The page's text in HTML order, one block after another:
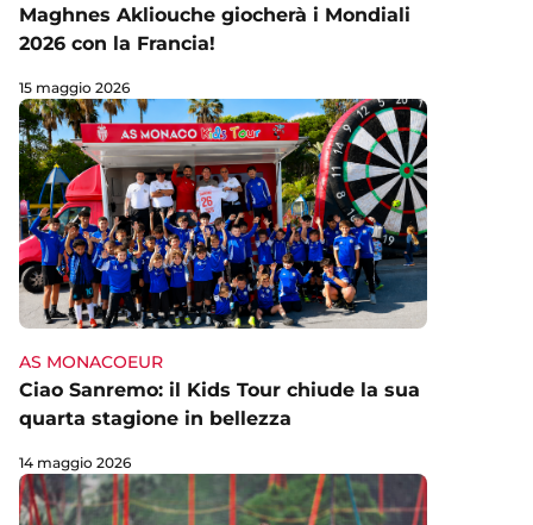
Maghnes Akliouche giocherà i Mondiali
2026 con la Francia!
15 maggio 2026
AS MONACOEUR
Ciao Sanremo: il Kids Tour chiude la sua
quarta stagione in bellezza
14 maggio 2026